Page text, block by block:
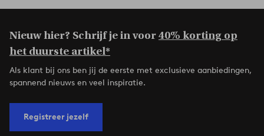
Nieuw hier? Schrijf je in voor40% korting op
het duurste artikel*
Als klant bij ons ben jij de eerste met exclusieve aanbiedingen,
spannend nieuws en veel inspiratie.
Registreer jezelf